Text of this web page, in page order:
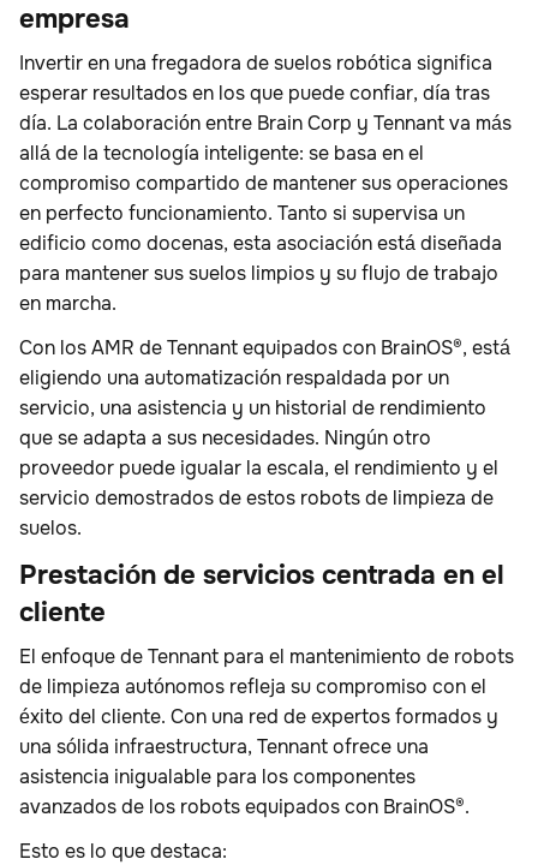
empresa
Invertir en una fregadora de suelos robótica significa
esperar resultados en los que puede confiar, día tras
día. La colaboración entre Brain Corp y Tennant va más
allá de la tecnología inteligente: se basa en el
compromiso compartido de mantener sus operaciones
en perfecto funcionamiento. Tanto si supervisa un
edificio como docenas, esta asociación está diseñada
para mantener sus suelos limpios y su flujo de trabajo
en marcha.
Con los AMR de Tennant equipados con BrainOS®, está
eligiendo una automatización respaldada por un
servicio, una asistencia y un historial de rendimiento
que se adapta a sus necesidades. Ningún otro
proveedor puede igualar la escala, el rendimiento y el
servicio demostrados de estos robots de limpieza de
suelos.
Prestación de servicios centrada en el
cliente
El enfoque de Tennant para el mantenimiento de robots
de limpieza autónomos refleja su compromiso con el
éxito del cliente. Con una red de expertos formados y
una sólida infraestructura, Tennant ofrece una
asistencia inigualable para los componentes
avanzados de los robots equipados con BrainOS®.
Esto es lo que destaca: